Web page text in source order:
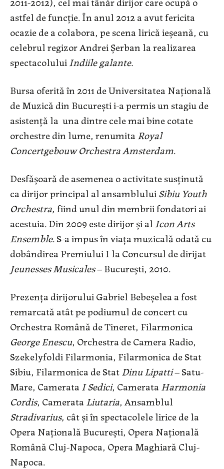
astfel de funcţie. În anul 2012 a avut fericita
ocazie de a colabora, pe scena lirică ieşeană, cu
celebrul regizor Andrei Şerban la realizarea
spectacoluluiIndiile galante.
Bursa oferită în 2011 de Universitatea Naţională
de Muzică din Bucureşti i-a permis un stagiu de
asistenţă la una dintre cele mai bine cotate
orchestre din lume, renumita Royal
Concertgebouw Orchestra Amsterdam.
Desfăşoară de asemenea o activitate susţinută
ca dirijor principal al ansambluluiSibiu Youth
Orchestra, fiind unul din membrii fondatori ai
acestuia. Din 2009 este dirijor şi al Icon Arts
Ensemble. S-a impus în viaţa muzicală odată cu
dobândirea Premiului I la Concursul de dirijat
Jeunesses Musicales– Bucureşti, 2010.
Prezenţa dirijorului Gabriel Bebeşelea a fost
remarcată atât pe podiumul de concert cu
Orchestra Română de Tineret, Filarmonica
George Enescu, Orchestra de Camera Radio,
Szekelyfoldi Filarmonia, Filarmonica de Stat
Sibiu, Filarmonica de StatDinu Lipatti– Satu-
Mare, Camerata I Sedici, Camerata Harmonia
Cordis, Camerata Liutaria, Ansamblul
Stradivarius, cât şi în spectacolele lirice de la
Opera Naţională Bucureşti, Opera Naţională
Română Cluj-Napoca, Opera Maghiară Cluj-
Napoca.